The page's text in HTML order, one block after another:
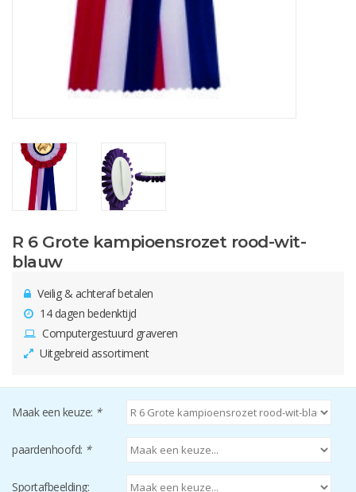
R 6 Grote kampioensrozet rood-wit-
blauw
Veilig & achteraf betalen
14 dagen bedenktijd
Computergestuurd graveren
Uitgebreid assortiment
Maak een keuze: *
paardenhoofd: *
Sportafbeelding: